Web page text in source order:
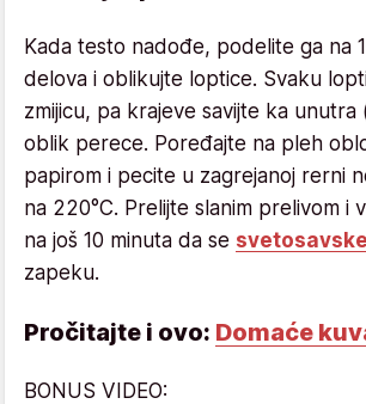
Kada testo nadođe, podelite ga na
delova i oblikujte loptice. Svaku
zmijicu, pa krajeve savijte ka unutra
oblik perece. Poređajte na pleh
papirom i pecite u zagrejanoj rerni
na 220°C. Prelijte slanim prelivom i
na još 10 minuta da se
zapeku.
Pročitajte i ovo: Domaće
BONUS VIDEO: